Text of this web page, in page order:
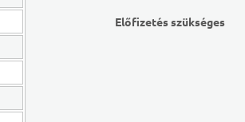
Előfizetés szükséges